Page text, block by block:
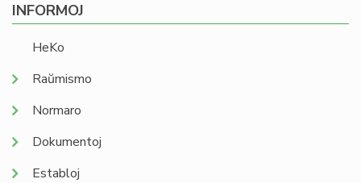
INFORMOJ
HeKo
Raŭmismo
Normaro
Dokumentoj
Establoj